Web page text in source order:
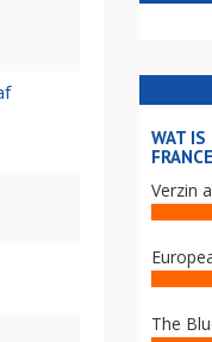
WAT IS
Verzin
The